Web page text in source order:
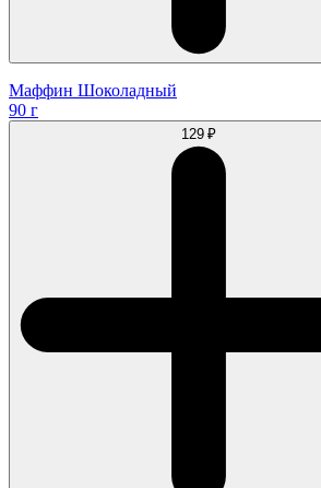
Маффин Шоколадный
90 г
129 ₽